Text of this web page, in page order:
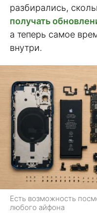
разбирались,
получать
а теперь самое
внутри.
Есть возможность
любого айфона